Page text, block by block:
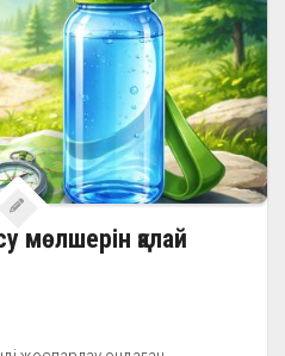
мөлшерін қалай